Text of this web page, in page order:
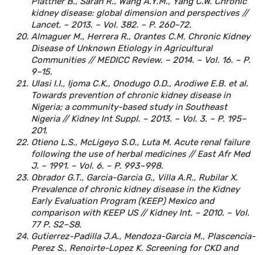
kidney disease: global dimension and perspectives //
Lancet. – 2013. – Vol. 382. – P. 260–72.
Almaguer M., Herrera R., Orantes C.M. Chronic Kidney
Disease of Unknown Etiology in Agricultural
Communities // MEDICC Review. – 2014. – Vol. 16. – P.
9–15.
Ulasi I.I., Ijoma C.K., Onodugo O.D., Arodiwe E.B. et al.
Towards prevention of chronic kidney disease in
Nigeria; a community-based study in Southeast
Nigeria // Kidney Int Suppl. – 2013. – Vol. 3. – P. 195–
201.
Otieno L.S., McLigeyo S.O., Luta M. Acute renal failure
following the use of herbal medicines // East Afr Med
J. – 1991. – Vol. 6. – P. 993–998.
Obrador G.T., Garcia-Garcia G., Villa A.R., Rubilar X.
Prevalence of chronic kidney disease in the Kidney
Early Evaluation Program (KEEP) Mexico and
comparison with KEEP US // Kidney Int. – 2010. – Vol.
77 P. S2–S8.
Gutierrez-Padilla J.A., Mendoza-Garcia M., Plascencia-
Perez S., Renoirte-Lopez K. Screening for CKD and